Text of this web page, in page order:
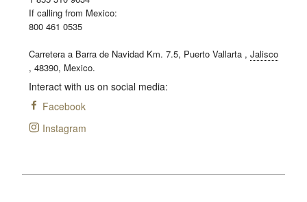
If calling from Mexico:
800 461 0535
Carretera a Barra de Navidad Km. 7.5, Puerto Vallarta , Jalisco
, 48390, Mexico.
Interact with us on social media:
Facebook
Instagram